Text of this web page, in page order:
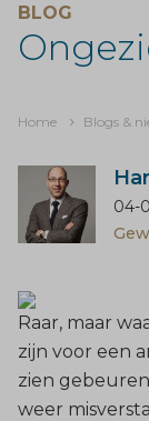
BLOG
Home Blogs &
04-
Raar, maar
zijn voor een
zien
weer